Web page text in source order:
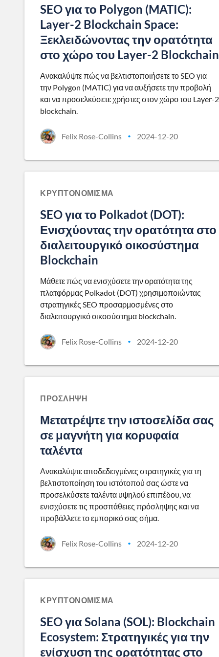
SEO για το Polygon (MATIC):
Layer-2 Blockchain Space:
Ξεκλειδώνοντας την ορατότητα
στο χώρο του Layer-2 Blockchain
Ανακαλύψτε πώς να βελτιστοποιήσετε το SEO για
την Polygon (MATIC) για να αυξήσετε την προβολή
και να προσελκύσετε χρήστες στον χώρο του Layer-2
blockchain.
Felix Rose-Collins • 2024-12-20
ΚΡΥΠΤΟΝΌΜΙΣΜΑ
SEO για το Polkadot (DOT):
Ενισχύοντας την ορατότητα στο
διαλειτουργικό οικοσύστημα
Blockchain
Μάθετε πώς να ενισχύσετε την ορατότητα της
πλατφόρμας Polkadot (DOT) χρησιμοποιώντας
στρατηγικές SEO προσαρμοσμένες στο
διαλειτουργικό οικοσύστημα blockchain.
Felix Rose-Collins • 2024-12-20
ΠΡΌΣΛΗΨΗ
Μετατρέψτε την ιστοσελίδα σας
σε μαγνήτη για κορυφαία
ταλέντα
Ανακαλύψτε αποδεδειγμένες στρατηγικές για τη
βελτιστοποίηση του ιστότοπού σας ώστε να
προσελκύσετε ταλέντα υψηλού επιπέδου, να
ενισχύσετε τις προσπάθειες πρόσληψης και να
προβάλλετε το εμπορικό σας σήμα.
Felix Rose-Collins • 2024-12-20
ΚΡΥΠΤΟΝΌΜΙΣΜΑ
SEO για Solana (SOL): Blockchain
Ecosystem: Στρατηγικές για την
ενίσχυση της ορατότητας στο